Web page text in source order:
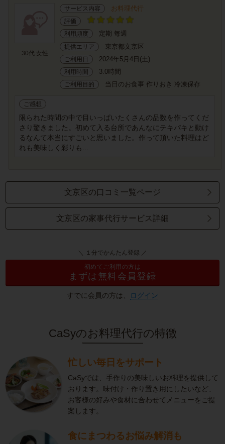
30代 女性
サービス内容 お料理代行
評価
利用頻度
定期 毎週
提供エリア 東京都文京区
ご利用日 2024年5月4日(土)
利用時間 3.0時間
ご利用目的 当日のお食事 作りおき 冷凍保存
ご感想
限られた時間の中で目いっぱいたくさんの品数を作ってくだ
さり驚きました。初めて入る台所であんなにテキパキと動け
るなんて本当にすごいと思いました。作って頂いた料理はど
れも美味しく彩りも...
文京区の口コミ一覧ページ
文京区の家事代行サービス詳細
＼ １分でかんたん登録 ／
初めてご利用の方は
まずは無料会員登録
すでに会員の方は、 ログイン
CaSyのお料理代行の特徴
忙しい毎日をサポート
CaSyでは、手作りの美味しいお料理を提供して
おります。味付け・作り置き用にしたいなど、
お客様の好みや食材に合わせてメニューをご提
案します。
食にまつわるお悩み解消も